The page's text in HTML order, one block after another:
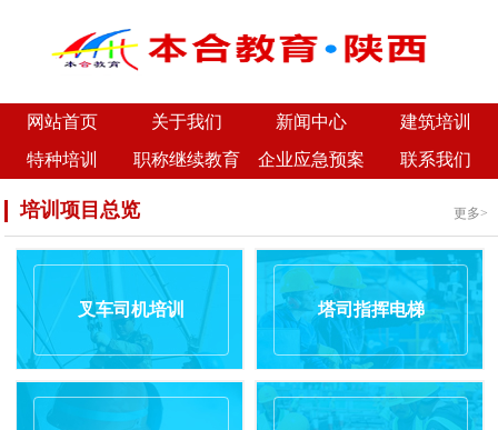
网站首页 关于我们 新闻中心
建筑培训
特种培训
职称继续教育 企业应急预案 联系我们
培训项目总览 更多>
叉车司机培训 塔司指挥电梯